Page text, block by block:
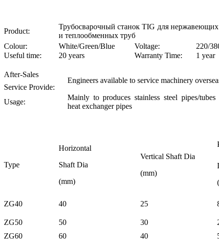
Product:
Трубосварочный станок TIG для
и теплообменных труб
Colour:
White/Green/Blue Voltage:
220/
Useful time:
20 years Warranty Time: 1 year
After-Sales
Engineers available to service machinery
Service Provide:
Usage:
Mainly to produces stainless steel pipes/
heat exchanger pipes
Type
Horizontal
Shaft Dia
(mm)
Vertical Shaft Dia
(mm)
ZG40 40 25
ZG50 50 30
ZG60
60 40